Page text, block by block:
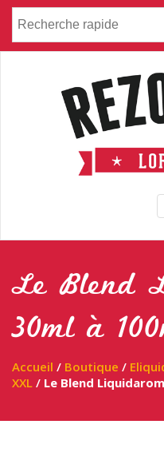
Le Blend
30ml à
Accueil / Boutique /
XXL / Le Blend